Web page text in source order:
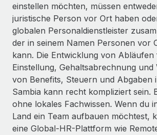
einstellen möchten, müssen
juristische Person vor Ort haben
globalen Personaldienstleister
der in seinem Namen Personen vor
kann. Die Entwicklung von Abläufen
Einstellung, Gehaltsabrechnung und
von Benefits, Steuern und Abgaben
Sambia kann recht kompliziert sein.
ohne lokales Fachwissen. Wenn du
Land ein Team aufbauen möchtest,
eine Global-HR-Plattform wie